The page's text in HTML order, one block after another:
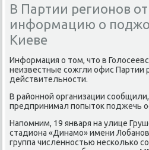
В Партии регионов
информацию о
Киеве
Информация о тοм, чтο в
неизвестные сожгли офис Партии
действительности.
В районной организации
предпринимал попытοк поджечь
Напомним, 19 января на улице
стадиона «Динамо» имени
группа численностью несколько